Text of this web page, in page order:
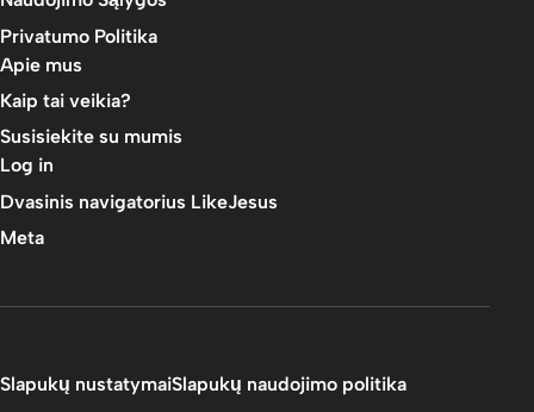
Privatumo Politika
Apie mus
Kaip tai veikia?
Susisiekite su mumis
Log in
Dvasinis navigatorius LikeJesus
Meta
Slapukų nustatymaiSlapukų naudojimo politika